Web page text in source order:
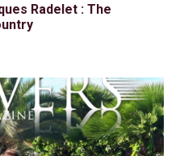
Radelet : The